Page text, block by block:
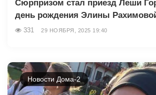
Сюрпризом стал приезд Леши
день рождения Элины
331 29 НОЯБРЯ, 2025 19:40
Новости Дома-2